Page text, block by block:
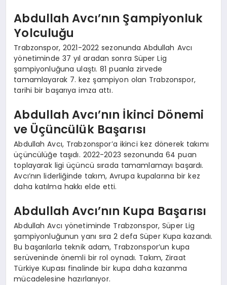
Abdullah Avcı’nın Şampiyonluk
Yolculuğu
Trabzonspor, 2021-2022 sezonunda Abdullah Avcı
yönetiminde 37 yıl aradan sonra Süper Lig
şampiyonluğuna ulaştı. 81 puanla zirvede
tamamlayarak 7. kez şampiyon olan Trabzonspor,
tarihi bir başarıya imza attı.
Abdullah Avcı’nın İkinci Dönemi
ve Üçüncülük Başarısı
Abdullah Avcı, Trabzonspor’a ikinci kez dönerek takımı
üçüncülüğe taşıdı. 2022-2023 sezonunda 64 puan
toplayarak ligi üçüncü sırada tamamlamayı başardı.
Avcı’nın liderliğinde takım, Avrupa kupalarına bir kez
daha katılma hakkı elde etti.
Abdullah Avcı’nın Kupa Başarısı
Abdullah Avcı yönetiminde Trabzonspor, Süper Lig
şampiyonluğunun yanı sıra 2 defa Süper Kupa kazandı.
Bu başarılarla teknik adam, Trabzonspor’un kupa
serüveninde önemli bir rol oynadı. Takım, Ziraat
Türkiye Kupası finalinde bir kupa daha kazanma
mücadelesine hazırlanıyor.